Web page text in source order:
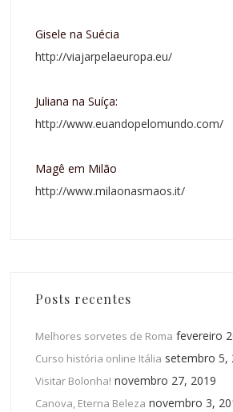
Gisele na Suécia
http://viajarpelaeuropa.eu/
Juliana na Suíça:
http://www.euandopelomundo.com/
Magê em Milão
http://www.milaonasmaos.it/
Posts recentes
Melhores sorvetes de Roma fevereiro
Curso história online Itália setembro 5,
Visitar Bolonha! novembro 27, 2019
Canova, Eterna Beleza novembro 3,